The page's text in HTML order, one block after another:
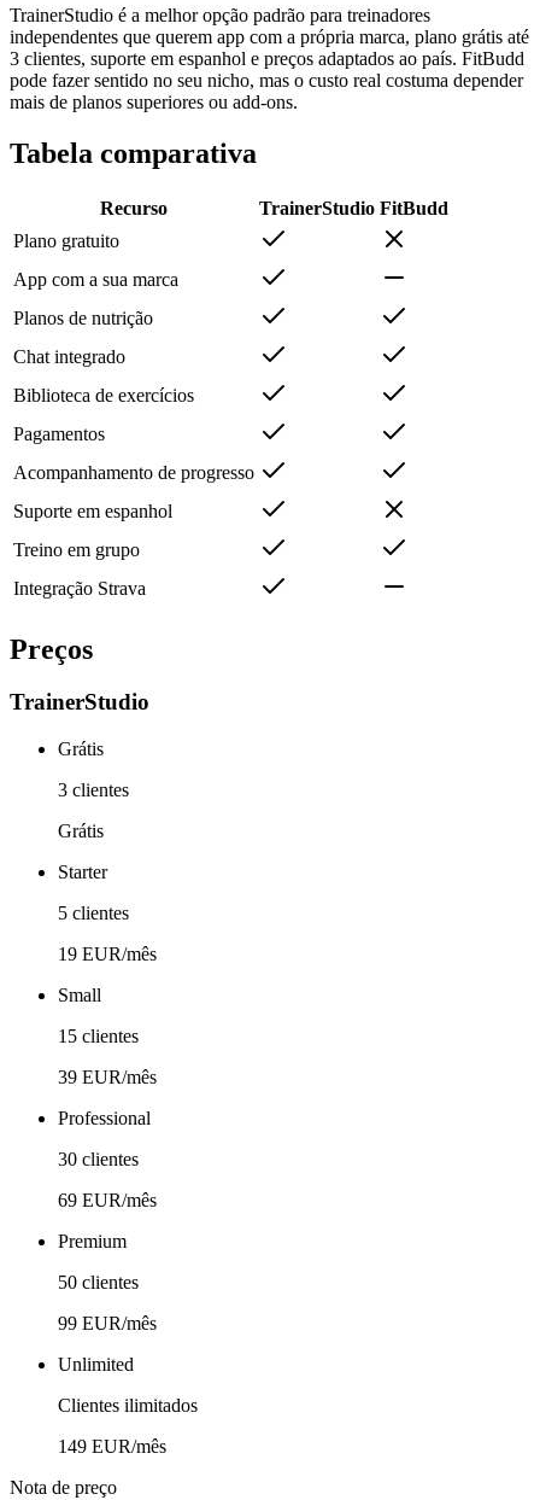
TrainerStudio é a melhor opção padrão para treinadores
independentes que querem app com a própria marca, plano grátis até
3 clientes, suporte em espanhol e preços adaptados ao país. FitBudd
pode fazer sentido no seu nicho, mas o custo real costuma depender
mais de planos superiores ou add-ons.
Tabela comparativa
Recurso TrainerStudio FitBudd
Plano gratuito
App com a sua marca
Planos de nutrição
Chat integrado
Biblioteca de exercícios
Pagamentos
Acompanhamento de progresso
Suporte em espanhol
Treino em grupo
Integração Strava
Preços
TrainerStudio
Grátis
3 clientes
Grátis
Starter
5 clientes
19 EUR/mês
Small
15 clientes
39 EUR/mês
Professional
30 clientes
69 EUR/mês
Premium
50 clientes
99 EUR/mês
Unlimited
Clientes ilimitados
149 EUR/mês
Nota de preço